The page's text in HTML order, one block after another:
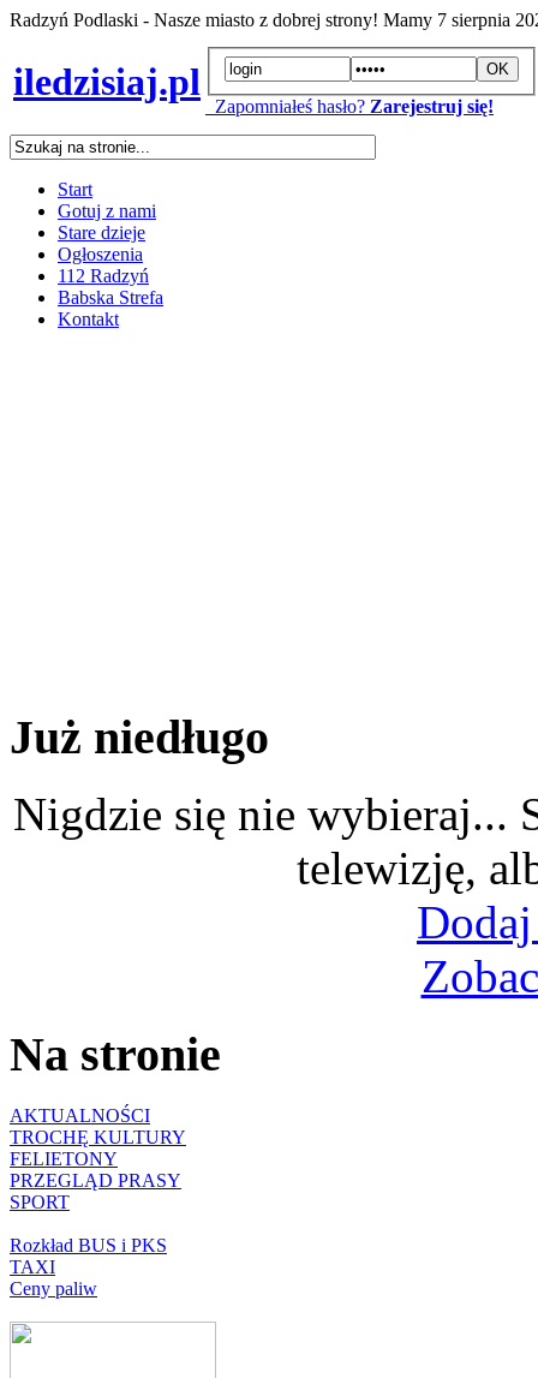
Radzyń Podlaski - Nasze miasto z dobrej strony! Mamy 7 sierpnia
iledzisiaj.pl
Zapomniałeś hasło? Zarejestruj się!
Start
Gotuj z nami
Stare dzieje
Ogłoszenia
112 Radzyń
Babska Strefa
Kontakt
Już niedługo
Nigdzie się nie wybieraj...
telewizję,
Na stronie
AKTUALNOŚCI
TROCHĘ KULTURY
FELIETONY
PRZEGLĄD PRASY
SPORT
Rozkład BUS i PKS
TAXI
Ceny paliw